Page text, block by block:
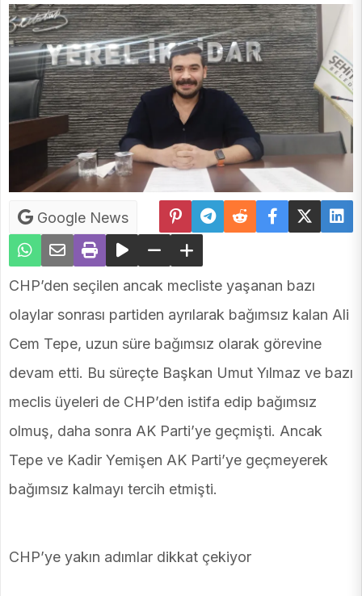
Google News
CHP’den seçilen ancak mecliste yaşanan bazı
olaylar sonrası partiden ayrılarak bağımsız kalan Ali
Cem Tepe, uzun süre bağımsız olarak görevine
devam etti. Bu süreçte Başkan Umut Yılmaz ve bazı
meclis üyeleri de CHP’den istifa edip bağımsız
olmuş, daha sonra AK Parti’ye geçmişti. Ancak
Tepe ve Kadir Yemişen AK Parti’ye geçmeyerek
bağımsız kalmayı tercih etmişti.
CHP’ye yakın adımlar dikkat çekiyor